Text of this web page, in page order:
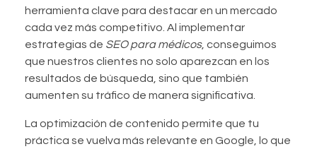
herramienta clave para destacar en un mercado
cada vez más competitivo. Al implementar
estrategias de SEO para médicos, conseguimos
que nuestros clientes no solo aparezcan en los
resultados de búsqueda, sino que también
aumenten su tráfico de manera significativa.
La optimización de contenido permite que tu
práctica se vuelva más relevante en Google, lo que